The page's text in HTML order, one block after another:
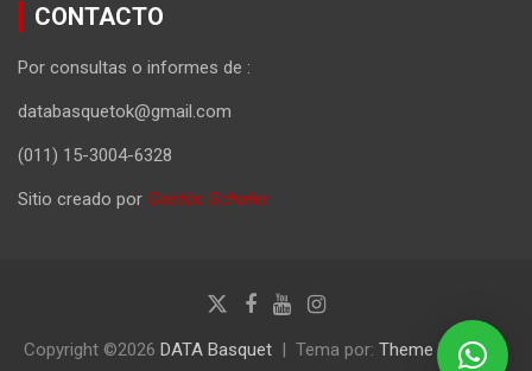
CONTACTO
Por consultas o informes de :
databasquetok@gmail.com
(011) 15-3004-6328
Sitio creado por Gastón Schafer
Copyright ©2026 DATA Basquet Tema por: Theme Horse